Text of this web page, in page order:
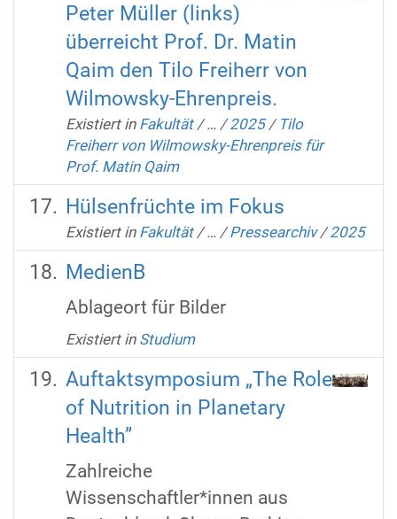
Peter Müller (links)
überreicht Prof. Dr. Matin
Qaim den Tilo Freiherr von
Wilmowsky-Ehrenpreis.
Existiert in Fakultät /… /2025 / Tilo
Freiherr von Wilmowsky-Ehrenpreis für
Prof. Matin Qaim
Hülsenfrüchte im Fokus
Existiert in Fakultät /… /Pressearchiv /2025
MedienB
Ablageort für Bilder
Existiert in Studium
Auftaktsymposium „The Role
of Nutrition in Planetary
Health”
Zahlreiche
Wissenschaftler*innen aus